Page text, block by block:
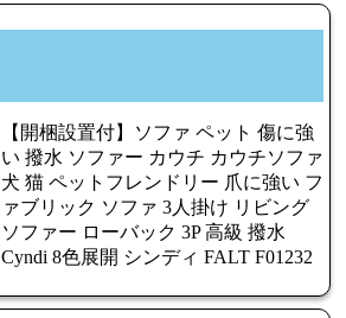
【開梱設置付】ソファ ペット 傷に強
い 撥水 ソファー カウチ カウチソファ
犬 猫 ペットフレンドリー 爪に強い フ
ァブリック ソファ 3人掛け リビング
ソファー ローバック 3P 高級 撥水
Cyndi 8色展開 シンディ FALT F01232